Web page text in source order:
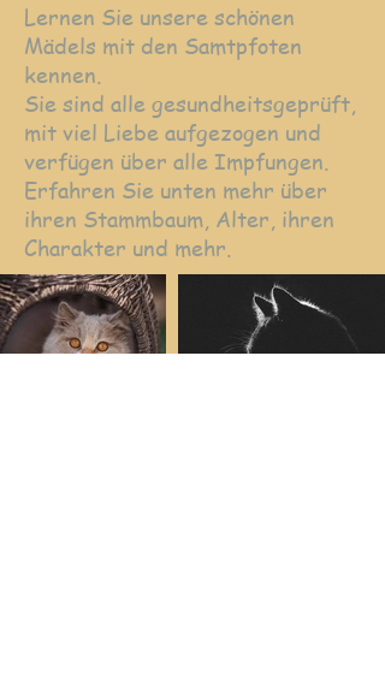
Lernen Sie unsere schönen
Mädels mit den Samtpfoten
kennen.
Sie sind alle gesundheitsgeprüft,
mit viel Liebe aufgezogen und
verfügen über alle Impfungen.
Erfahren Sie unten mehr über
ihren Stammbaum, Alter, ihren
Charakter und mehr.